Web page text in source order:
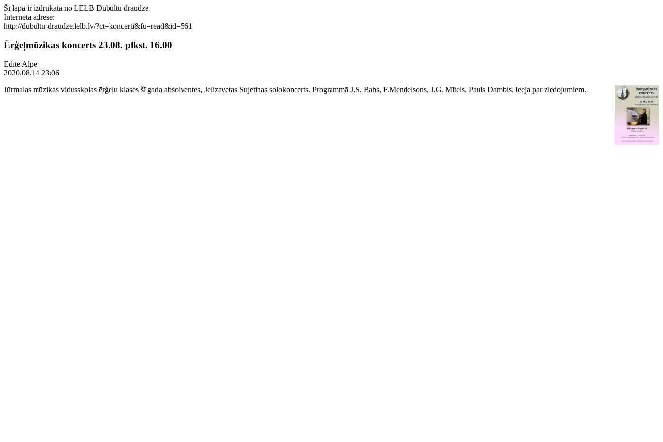
Šī lapa ir izdrukāta no LELB Dubultu draudze
Interneta adrese:
http://dubultu-draudze.lelb.lv/?ct=koncerti&fu=read&id=561
Ērģeļmūzikas koncerts 23.08. plkst. 16.00
Edīte Alpe
2020.08.14 23:06
Jūrmalas mūzikas vidusskolas ērģeļu klases šī gada absolventes, Jeļizavetas Sujetinas solokoncerts. Programmā J.S. Bahs, F.Mendelsons, J.G. Mītels, Pauls Dambis. Ieeja par ziedojumiem.